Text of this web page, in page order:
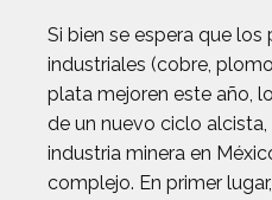
Si bien se espera que
industriales (cobre,
plata mejoren este año,
de un nuevo ciclo
industria minera en
complejo. En primer